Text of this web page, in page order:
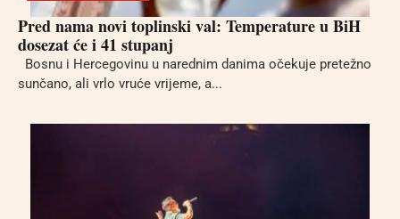
Pred nama novi toplinski val: Temperature u BiH
dosezat će i 41 stupanj
Bosnu i Hercegovinu u narednim danima očekuje pretežno
sunčano, ali vrlo vruće vrijeme, a...